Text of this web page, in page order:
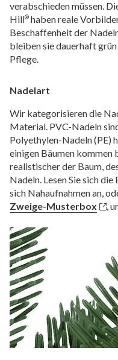
verabschieden müssen.
Hill® haben reale
Beschaffenheit der
bleiben sie dauerhaft
Pflege.
Nadelart
Wir kategorisieren die
Material. PVC-Nadeln
Polyethylen-Nadeln (PE)
einigen Bäumen kommen
realistischer der Baum,
Nadeln. Lesen Sie sich
sich Nahaufnahmen an,
Zweige-Musterbox
,